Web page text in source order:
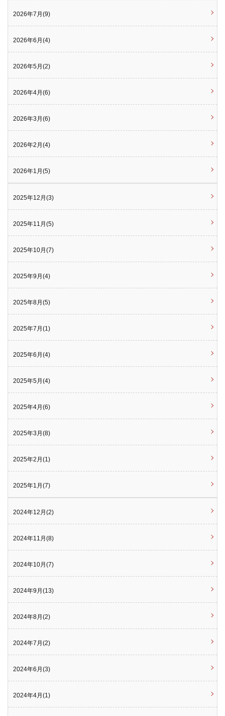
2026年7月(9)
2026年6月(4)
2026年5月(2)
2026年4月(6)
2026年3月(6)
2026年2月(4)
2026年1月(5)
2025年12月(3)
2025年11月(5)
2025年10月(7)
2025年9月(4)
2025年8月(5)
2025年7月(1)
2025年6月(4)
2025年5月(4)
2025年4月(6)
2025年3月(8)
2025年2月(1)
2025年1月(7)
2024年12月(2)
2024年11月(8)
2024年10月(7)
2024年9月(13)
2024年8月(2)
2024年7月(2)
2024年6月(3)
2024年4月(1)